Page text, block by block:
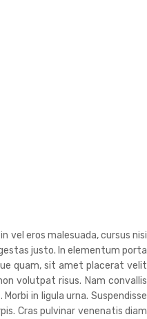
vel eros malesuada, cursus nisi
justo. In elementum porta
quam, sit amet placerat velit
volutpat risus. Nam convallis
in ligula urna. Suspendisse
Cras pulvinar venenatis diam